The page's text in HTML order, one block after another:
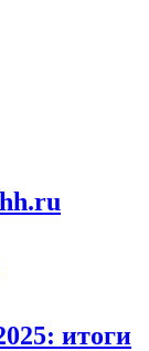
итоги